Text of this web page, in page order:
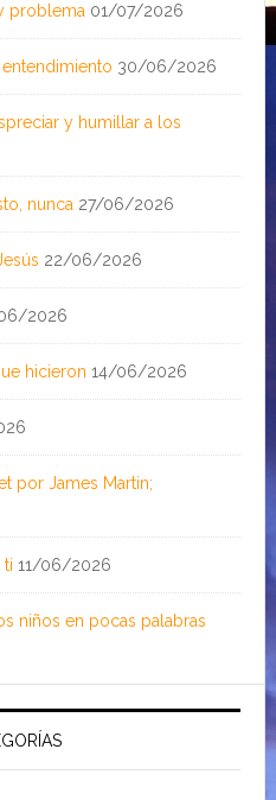
problema 01/07/2026
30/06/2026
y humillar a los
nunca 27/06/2026
22/06/2026
2026
hicieron 14/06/2026
por James Martin;
ti 11/06/2026
niños en pocas palabras